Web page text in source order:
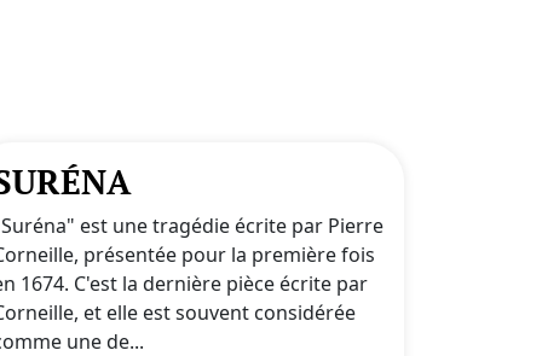
est une tragédie écrite par Pierre
présentée pour la première fois
1674. C'est la dernière pièce écrite par
et elle est souvent considérée
une de...